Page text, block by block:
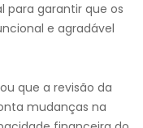
para garantir que os
e agradável
que a revisão da
mudanças na